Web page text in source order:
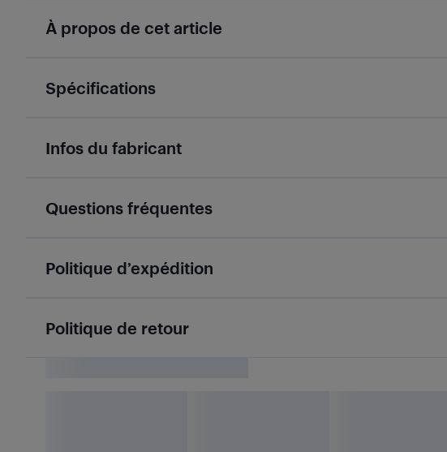
À propos de cet article
Spécifications
Infos du fabricant
Questions fréquentes
Politique d’expédition
Politique de retour